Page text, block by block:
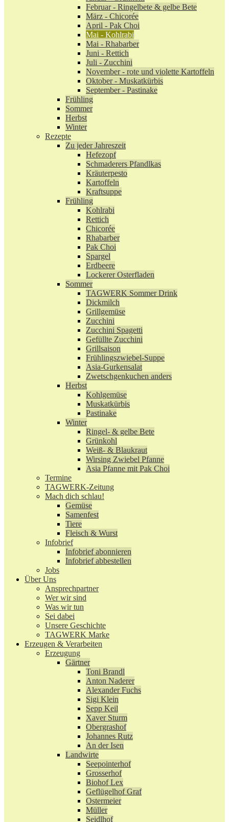
Februar - Ringelbete & gelbe Bete
März - Chicorée
April - Pak Choi
Mai - Kohlrabi
Mai - Rhabarber
Juni - Rettich
Juli - Zucchini
November - rote und violette Kartoffeln
Oktober - Muskatkürbis
September - Pastinake
Frühling
Sommer
Herbst
Winter
Rezepte
Zu jeder Jahreszeit
Hefezopf
Schmaderers Pfandlkas
Kräuterpesto
Kartoffeln
Kraftsuppe
Frühling
Kohlrabi
Rettich
Chicorée
Rhabarber
Pak Choi
Spargel
Erdbeere
Lockerer Osterfladen
Sommer
TAGWERK Sommer Drink
Dickmilch
Grillgemüse
Zucchini
Zucchini Spagetti
Gefüllte Zucchini
Grillsaison
Frühlingszwiebel-Suppe
Asia-Gurkensalat
Zwetschgenkuchen anders
Herbst
Kohlgemüse
Muskatkürbis
Pastinake
Winter
Ringel- & gelbe Bete
Grünkohl
Weiß- & Blaukraut
Wirsing Zwiebel Pfanne
Asia Pfanne mit Pak Choi
Termine
TAGWERK-Zeitung
Mach dich schlau!
Gemüse
Samenfest
Tiere
Fleisch & Wurst
Infobrief
Infobrief abonnieren
Infobrief abbestellen
Jobs
Über Uns
Ansprechpartner
Wer wir sind
Was wir tun
Sei dabei
Unsere Geschichte
TAGWERK Marke
Erzeugen & Verarbeiten
Erzeugung
Gärtner
Toni Brandl
Anton Naderer
Alexander Fuchs
Sigi Klein
Sepp Keil
Xaver Sturm
Obergrashof
Johannes Rutz
An der Isen
Landwirte
Seepointerhof
Grosserhof
Biohof Lex
Geflügelhof Graf
Ostermeier
Müller
Seidlhof